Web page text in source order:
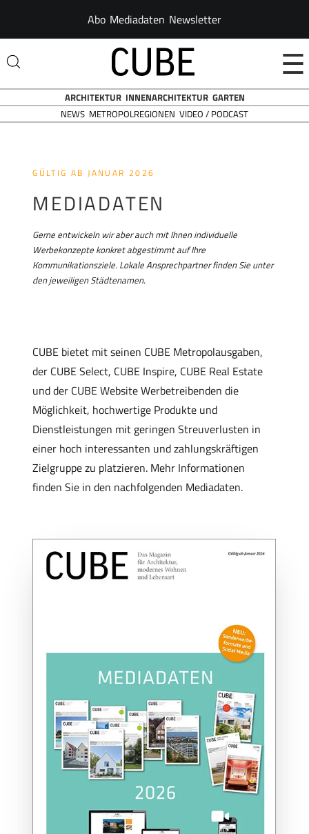
Abo Mediadaten Newsletter
☰
ARCHITEKTUR INNENARCHITEKTUR GARTEN
NEWS METROPOLREGIONEN VIDEO / PODCAST
GÜLTIG AB JANUAR 2026
MEDIADATEN
Gerne entwickeln wir aber auch mit Ihnen individuelle
Werbekonzepte konkret abgestimmt auf Ihre
Kommunikationsziele. Lokale Ansprechpartner finden Sie unter
den jeweiligen Städtenamen.
CUBE bietet mit seinen CUBE Metropolausgaben,
der CUBE Select, CUBE Inspire, CUBE Real Estate
und der CUBE Website Werbetreibenden die
Möglichkeit, hochwertige Produkte und
Dienstleistungen mit geringen Streuverlusten in
einer hoch interessanten und zahlungskräftigen
Zielgruppe zu platzieren. Mehr Informationen
finden Sie in den nachfolgenden Mediadaten.